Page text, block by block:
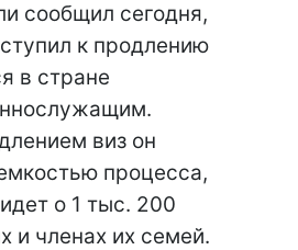
сообщил сегодня,
к продлению
в стране
виз он
процесса,
о 1 тыс. 200
и членах их семей.